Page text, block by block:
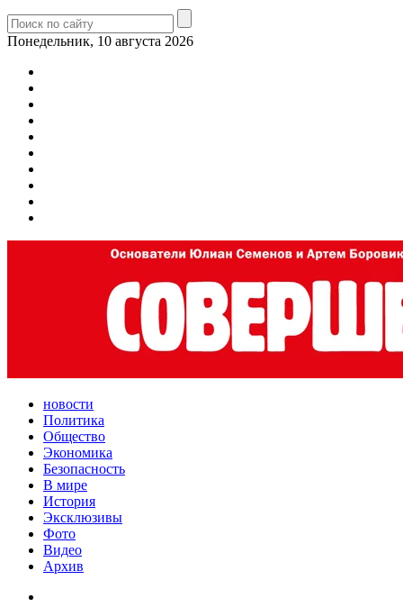
Понедельник, 10 августа 2026
новости
Политика
Общество
Экономика
Безопасность
В мире
История
Эксклюзивы
Фото
Видео
Архив